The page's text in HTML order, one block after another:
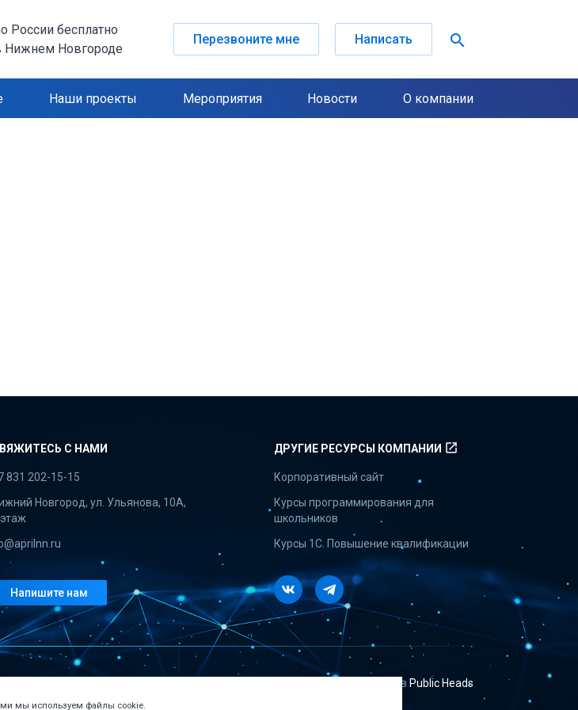
России бесплатно
Нижнем Новгороде
Перезвоните мне Написать search
Наши проекты Мероприятия Новости О компании
С НАМИ
831 202-15-15
Новгород, ул. Ульянова, 10А,
Напишите нам
ДРУГИЕ РЕСУРСЫ КОМПАНИИ launch
Корпоративный сайт
Курсы программирования для
школьников
Курсы 1С. Повышение квалификации
VkontakteTelegram
Сайт создан в Public Heads
мы используем файлы cookie.